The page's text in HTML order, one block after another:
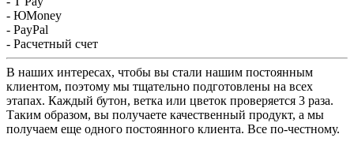
- ЮMoney
- PayPal
- Расчетный счет
В наших интересах, чтобы вы стали нашим постоянным
клиентом, поэтому мы тщательно подготовлены на всех
этапах. Каждый бутон, ветка или цветок проверяется 3 раза.
Таким образом, вы получаете качественный продукт, а мы
получаем еще одного постоянного клиента. Все по-честному.